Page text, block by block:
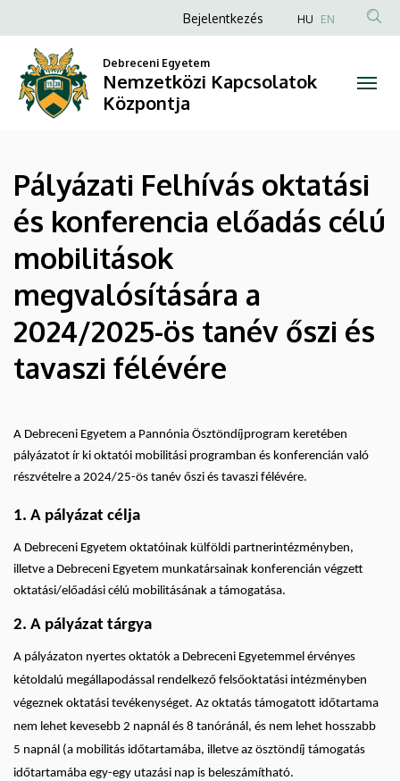
Felhívás
oktatási
konferencia
előadás
célú
mobilitások
megvalósítására
a
2024/2025-
ös
tanév
és
tavaszi
félévére
Nemzetközi
Kapcsolatok
Központja
a
tartalomra
Anonim
fiók
menüje
Bejelentkezés HU EN
Debreceni Egyetem
Nemzetközi Kapcsolatok
Központja
Pályázati Felhívás oktatási
és konferencia előadás célú
mobilitások
megvalósítására a
2024/2025-ös tanév őszi és
tavaszi félévére
A Debreceni Egyetem a Pannónia Ösztöndíjprogram keretében
pályázatot ír ki oktatói mobilitási programban és konferencián való
részvételre a 2024/25-ös tanév őszi és tavaszi félévére.
1. A pályázat célja
A Debreceni Egyetem oktatóinak külföldi partnerintézményben,
illetve a Debreceni Egyetem munkatársainak konferencián végzett
oktatási/előadási célú mobilitásának a támogatása.
2. A pályázat tárgya
A pályázaton nyertes oktatók a Debreceni Egyetemmel érvényes
kétoldalú megállapodással rendelkező felsőoktatási intézményben
végeznek oktatási tevékenységet. Az oktatás támogatott időtartama
nem lehet kevesebb 2 napnál és 8 tanóránál, és nem lehet hosszabb
5 napnál (a mobilitás időtartamába, illetve az ösztöndíj támogatás
időtartamába egy-egy utazási nap is beleszámítható.